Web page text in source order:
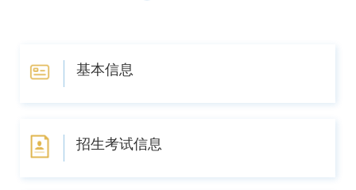
基本信息
招生考试信息